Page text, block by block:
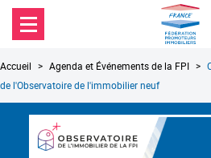
Aller au contenu principal
Aller à la
FPI
France
Accueil Agenda et Événements de la FPI
de l'Observatoire de l'immobilier neuf